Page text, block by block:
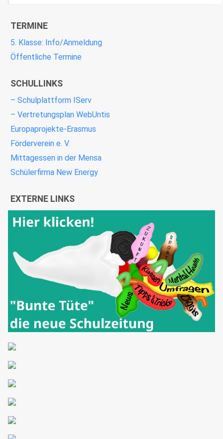
TERMINE
5. Klasse: Info/Anmeldung
Öffentliche Termine
SCHULLINKS
– Schulplattform IServ
– Vertretungsplan WebUntis
Europaprojekte-Erasmus
Förderverein e. V.
Mittagessen in der Mensa
Schülerfirma New Energy
EXTERNE LINKS